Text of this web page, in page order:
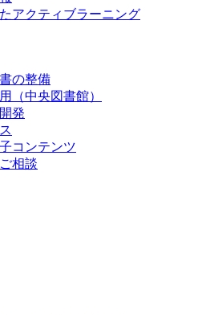
アクティブラーニング
の整備
（中央図書館）
発
コンテンツ
相談